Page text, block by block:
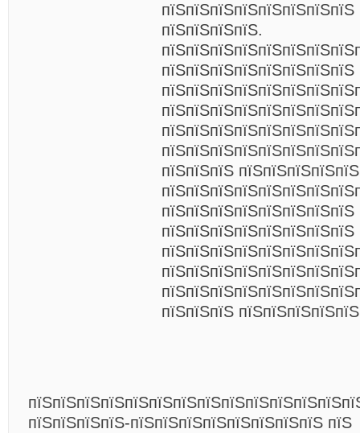
пїЅпїЅпїЅпїЅ.
пїЅпїЅпїЅпїЅпїЅпїЅпїЅпїЅ
пїЅпїЅпїЅ
пїЅпїЅпїЅпїЅпїЅпїЅпїЅпїЅ
пїЅпїЅпїЅпїЅпїЅпїЅпїЅпїЅ
пїЅпїЅпїЅ
пїЅпїЅпїЅпїЅ-пїЅпїЅпїЅпїЅпїЅпїЅпїЅпїЅ пїЅ